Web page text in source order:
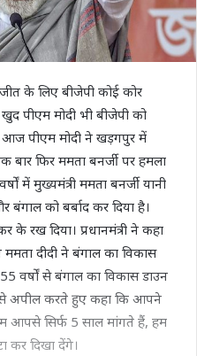
के लिए बीजेपी कोई कोर
पीएम मोदी भी बीजेपी को
आज पीएम मोदी ने खड़गपुर में
बार फिर ममता बनर्जी पर हमला
में मुख्यमंत्री ममता बनर्जी यानी
बंगाल को बर्बाद कर दिया है।
रख दिया। प्रधानमंत्री ने कहा
दीदी ने बंगाल का विकास
वर्षों से बंगाल का विकास डाउन
से अपील करते हुए कहा कि आपने
आपसे सिर्फ 5 साल मांगते हैं, हम
कर दिखा देंगे।